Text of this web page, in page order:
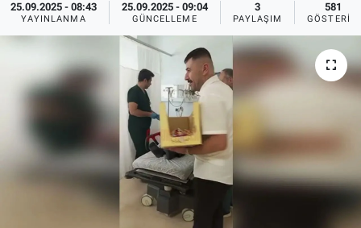
25.09.2025 - 08:43
YAYINLANMA
25.09.2025 - 09:04
GÜNCELLEME
3
PAYLAŞIM
581
GÖSTERIM
Eğlence
Ekonomi
Gerçeğin İzinde
Gün Başlıyor